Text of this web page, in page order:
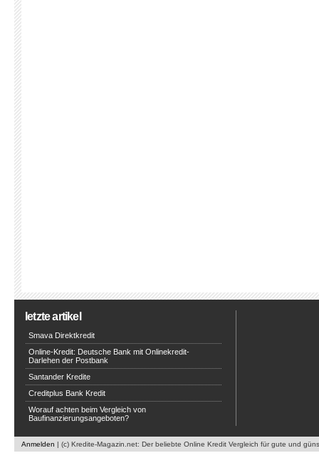
letzte artikel
Smava Direktkredit
Online-Kredit: Deutsche Bank mit Onlinekredit-
Darlehen der Postbank
Santander Kredite
Creditplus Bank Kredit
Worauf achten beim Vergleich von
Baufinanzierungsangeboten?
Anmelden | (c) Kredite-Magazin.net: Der beliebte Online Kredit Vergleich für gute und